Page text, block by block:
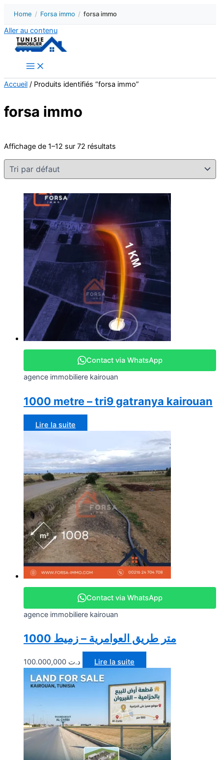
Home / Forsa immo / forsa immo
Aller au contenu
Accueil / Produits identifiés “forsa immo”
forsa immo
Affichage de 1–12 sur 72 résultats
Contact via WhatsApp
agence immobiliere kairouan
1000 metre – tri9 gatranya kairouan
Lire la suite
Contact via WhatsApp
agence immobiliere kairouan
1000 متر طريق العوامرية – زميط
د.ت Lire la suite